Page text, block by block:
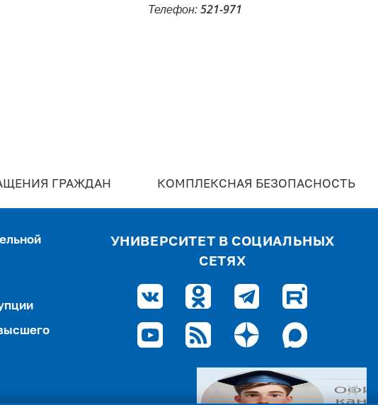
Телефон:521-971
ГРАЖДАН КОМПЛЕКСНАЯ БЕЗОПАСНОСТЬ
УНИВЕРСИТЕТ В СОЦИАЛЬНЫХ
СЕТЯХ